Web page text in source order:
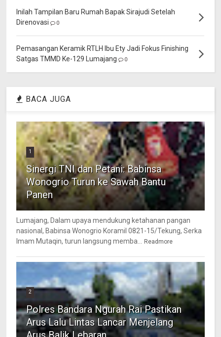
Inilah Tampilan Baru Rumah Bapak Sirajudi Setelah
Direnovasi
0
Pemasangan Keramik RTLH Ibu Ety Jadi Fokus Finishing
Satgas TMMD Ke-129 Lumajang
0
BACA JUGA
1
Sinergi TNI dan Petani: Babinsa
Wonogrio Turun ke Sawah Bantu
Panen
Lumajang, Dalam upaya mendukung ketahanan pangan
nasional, Babinsa Wonogrio Koramil 0821-15/Tekung, Serka
Imam Mutaqin, turun langsung memba...
Readmore
2
Polres Bandara Ngurah Rai Pastikan
Arus Lalu Lintas Lancar Menjelang